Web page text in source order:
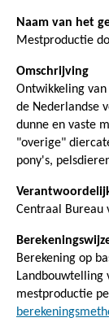
Naam van het
Mestproductie
Omschrijving
Ontwikkeling
de Nederlandse
dunne en vaste
"overige"
pony's,
Centraal Bureau
Berekening op
Landbouwtelling
mestproductie